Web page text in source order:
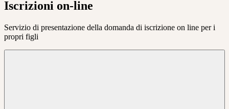
Iscrizioni on-line
Servizio di presentazione della domanda di iscrizione on line per i
propri figli